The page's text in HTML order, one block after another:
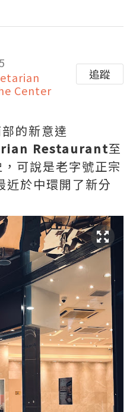
Center
追蹤
的新意達
Restaurant至
可說是老字號正宗
近於中環開了新分